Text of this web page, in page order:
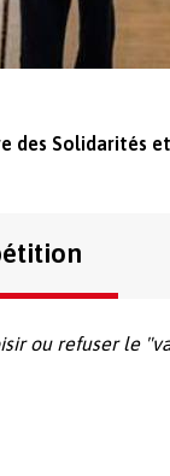
des Solidarités
ou refuser le